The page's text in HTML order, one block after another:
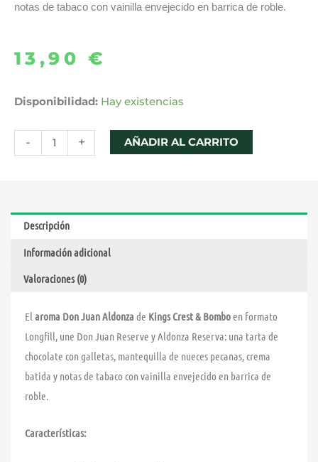
notas de tabaco con vainilla envejecido en barrica de roble.
13,90€
Disponibilidad: Hay existencias
-
AROMA
JUAN
ALDONZA
ML
KINGS
CREST
BOMBO
cantidad
+ AÑADIR AL CARRITO
Descripción
Información adicional
Valoraciones (0)
El aroma Don Juan Aldonza de Kings Crest & Bomboen formato
Longfill, une Don Juan Reserve y Aldonza Reserva: una tarta de
chocolate con galletas, mantequilla de nueces pecanas, crema
batida y notas de tabaco con vainilla envejecido en barrica de
roble.
Características: